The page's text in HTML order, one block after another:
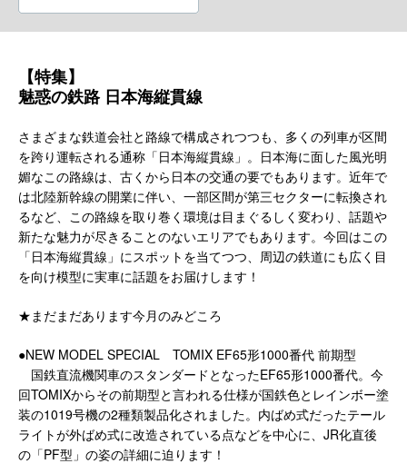
【特集】
魅惑の鉄路 日本海縦貫線
さまざまな鉄道会社と路線で構成されつつも、多くの列車が区間
を跨り運転される通称「日本海縦貫線」。日本海に面した風光明
媚なこの路線は、古くから日本の交通の要でもあります。近年で
は北陸新幹線の開業に伴い、一部区間が第三セクターに転換され
るなど、この路線を取り巻く環境は目まぐるしく変わり、話題や
新たな魅力が尽きることのないエリアでもあります。今回はこの
「日本海縦貫線」にスポットを当てつつ、周辺の鉄道にも広く目
を向け模型に実車に話題をお届けします！
★まだまだあります今月のみどころ
●NEW MODEL SPECIAL TOMIX EF65形1000番代 前期型
国鉄直流機関車のスタンダードとなったEF65形1000番代。今
回TOMIXからその前期型と言われる仕様が国鉄色とレインボー塗
装の1019号機の2種類製品化されました。内ばめ式だったテール
ライトが外ばめ式に改造されている点などを中心に、JR化直後
の「PF型」の姿の詳細に迫ります！